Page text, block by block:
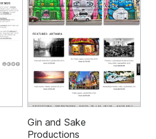
Gin and Sake
Productions